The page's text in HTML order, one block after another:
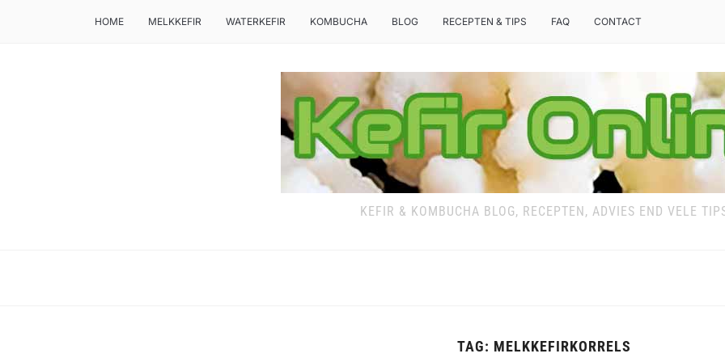
HOME MELKKEFIR WATERKEFIR KOMBUCHA BLOG RECEPTEN & TIPS FAQ CONTACT
KEFIR & KOMBUCHA BLOG, RECEPTEN, ADVIES END VELE
TAG: MELKKEFIRKORRELS